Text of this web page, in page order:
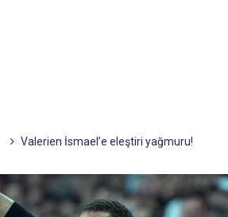
Valerien İsmael’e eleştiri yağmuru!